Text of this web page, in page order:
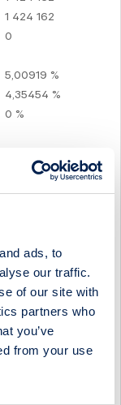
ads, to
our traffic.
of our site with
partners who
you’ve
from your use
1 424 162
0
5,00919 %
4,35454 %
0 %
genom:
4,35454 %
stycket 2
stycket 3
4,35454 %
1 424 162